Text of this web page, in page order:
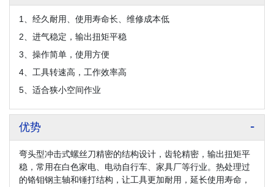
1、经久耐用、使用寿命长、维修成本低
2、进气稳定，输出扭矩平稳
3、操作简单，使用方便
4、工具转速高，工作效率高
5、适合狭小空间作业
优势
弯头型冲击式螺丝刀精密的结构设计，齿轮精密，输出扭矩平
稳，常用在白色家电、电动自行车、家具厂等行业。热处理过
的铬钼钢主轴和锤打结构，让工具更加耐用，延长使用寿命，